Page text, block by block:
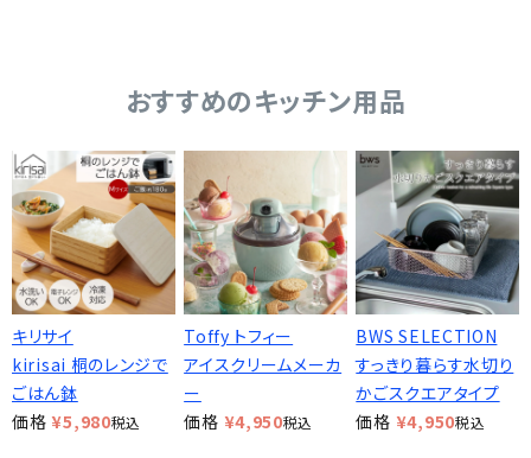
おすすめのキッチン用品
キリサイ
kirisai 桐のレンジで
ごはん鉢
価格 ¥5,980税込
Toffy トフィー
アイスクリームメーカ
ー
価格 ¥4,950税込
BWS SELECTION
すっきり暮らす水切り
かごスクエアタイプ
価格 ¥4,950税込